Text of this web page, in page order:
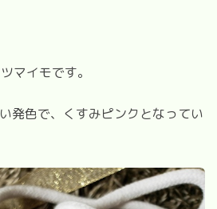
マイモです。
発色で、くすみピンクとなってい